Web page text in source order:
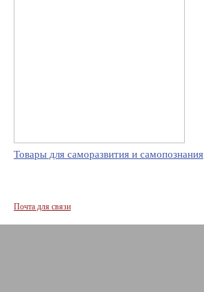
Товары для саморазвития и самопознания
Почта для связи